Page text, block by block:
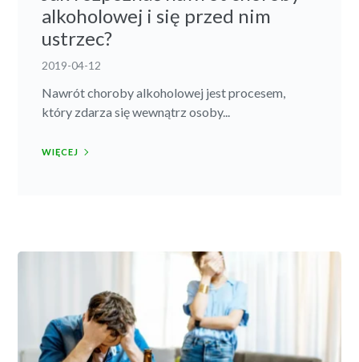
alkoholowej i się przed nim
ustrzec?
2019-04-12
Nawrót choroby alkoholowej jest procesem,
który zdarza się wewnątrz osoby...
WIĘCEJ